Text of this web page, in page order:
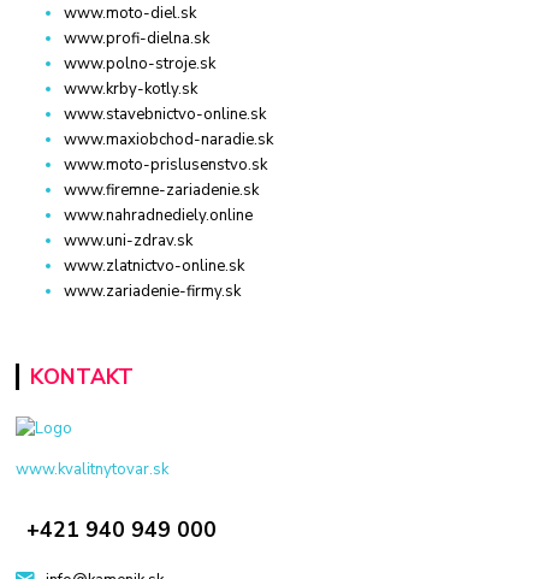
www.moto-diel.sk
www.profi-dielna.sk
www.polno-stroje.sk
www.krby-kotly.sk
www.stavebnictvo-online.sk
www.maxiobchod-naradie.sk
www.moto-prislusenstvo.sk
www.firemne-zariadenie.sk
www.nahradnediely.online
www.uni-zdrav.sk
www.zlatnictvo-online.sk
www.zariadenie-firmy.sk
KONTAKT
www.kvalitnytovar.sk
+421 940 949 000